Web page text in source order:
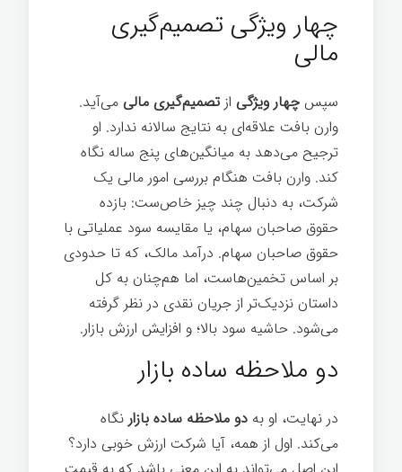
چهار ویژگی تصمیم‌گیری
مالی
سپس چهار ویژگی از تصمیم‌گیری مالی می‌آید.
وارن بافت علاقه‌ای به نتایج سالانه ندارد. او
ترجیح می‌دهد به میانگین‌های پنج ساله نگاه
کند. وارن بافت هنگام بررسی امور مالی یک
شرکت، به دنبال چند چیز خاص‌ست: بازده
حقوق صاحبان سهام، یا مقایسه سود عملیاتی با
حقوق صاحبان سهام. درآمد مالک، که تا حدودی
بر اساس تخمین‌هاست، اما هم‌چنان به کل
داستان نزدیک‌تر از جریان نقدی در نظر گرفته
می‌شود. حاشیه سود بالا؛ و افزایش ارزش بازار.
دو ملاحظه ساده بازار
در نهایت، او به دو ملاحظه ساده بازار نگاه
می‌کند. اول از همه، آیا شرکت ارزش خوبی دارد؟